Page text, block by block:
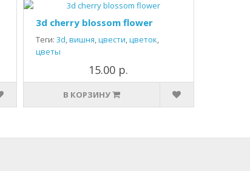
3d cherry blossom flower
Теги: 3d,вишня,цвести,цветок,
цветы
15.00 р.
В КОРЗИНУ